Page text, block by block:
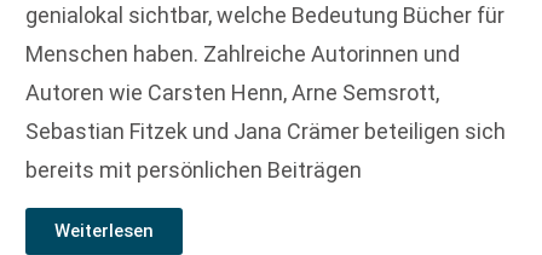
genialokal sichtbar, welche Bedeutung Bücher für
Menschen haben. Zahlreiche Autorinnen und
Autoren wie Carsten Henn, Arne Semsrott,
Sebastian Fitzek und Jana Crämer beteiligen sich
bereits mit persönlichen Beiträgen
Weiterlesen